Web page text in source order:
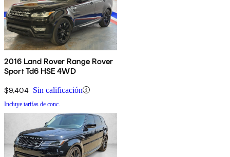
2016 Land Rover Range Rover
Sport Td6 HSE 4WD
$9,404 Sin calificación
Incluye tarifas de conc.